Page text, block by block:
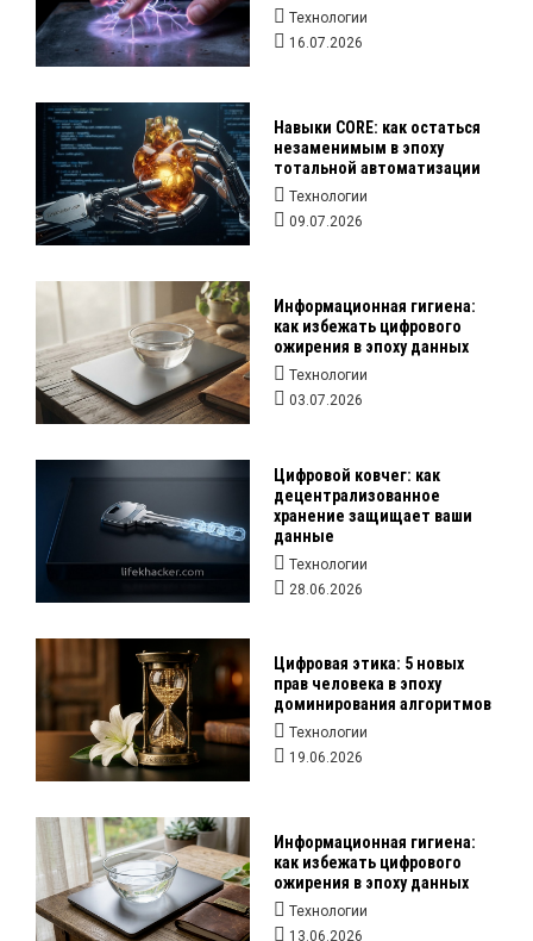
Технологии
16.07.2026
Навыки CORE: как остаться
незаменимым в эпоху
тотальной автоматизации
Технологии
09.07.2026
Информационная гигиена:
как избежать цифрового
ожирения в эпоху данных
Технологии
03.07.2026
Цифровой ковчег: как
децентрализованное
хранение защищает ваши
данные
Технологии
28.06.2026
Цифровая этика: 5 новых
прав человека в эпоху
доминирования алгоритмов
Технологии
19.06.2026
Информационная гигиена:
как избежать цифрового
ожирения в эпоху данных
Технологии
13.06.2026